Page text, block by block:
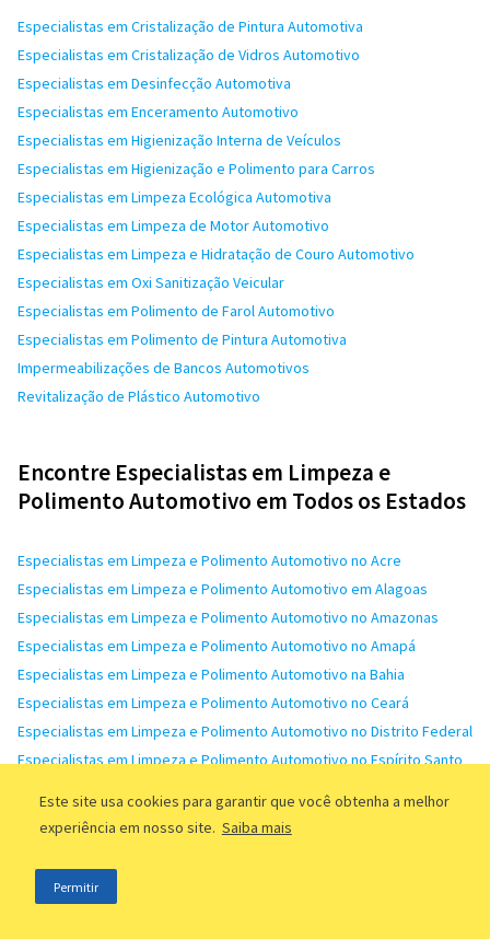
Este site usa cookies para garantir que você obtenha a melhor
experiência em nosso site. Saiba mais
Permitir
Especialistas em Cristalização de Pintura Automotiva
Especialistas em Cristalização de Vidros Automotivo
Especialistas em Desinfecção Automotiva
Especialistas em Enceramento Automotivo
Especialistas em Higienização Interna de Veículos
Especialistas em Higienização e Polimento para Carros
Especialistas em Limpeza Ecológica Automotiva
Especialistas em Limpeza de Motor Automotivo
Especialistas em Limpeza e Hidratação de Couro Automotivo
Especialistas em Oxi Sanitização Veicular
Especialistas em Polimento de Farol Automotivo
Especialistas em Polimento de Pintura Automotiva
Impermeabilizações de Bancos Automotivos
Revitalização de Plástico Automotivo
Encontre Especialistas em Limpeza e
Polimento Automotivo em Todos os Estados
Especialistas em Limpeza e Polimento Automotivo no Acre
Especialistas em Limpeza e Polimento Automotivo em Alagoas
Especialistas em Limpeza e Polimento Automotivo no Amazonas
Especialistas em Limpeza e Polimento Automotivo no Amapá
Especialistas em Limpeza e Polimento Automotivo na Bahia
Especialistas em Limpeza e Polimento Automotivo no Ceará
Especialistas em Limpeza e Polimento Automotivo no Distrito Federal
Especialistas em Limpeza e Polimento Automotivo no Espírito Santo
Especialistas em Limpeza e Polimento Automotivo no Maranhão
Especialistas em Limpeza e Polimento Automotivo no Mato Grosso
do Sul